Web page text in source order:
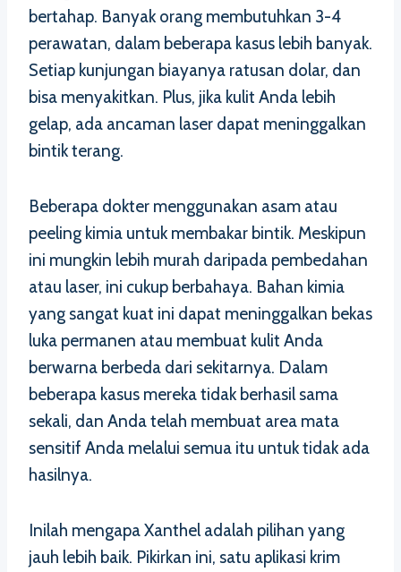
bertahap. Banyak orang membutuhkan 3-4
perawatan, dalam beberapa kasus lebih banyak.
Setiap kunjungan biayanya ratusan dolar, dan
bisa menyakitkan. Plus, jika kulit Anda lebih
gelap, ada ancaman laser dapat meninggalkan
bintik terang.
Beberapa dokter menggunakan asam atau
peeling kimia untuk membakar bintik. Meskipun
ini mungkin lebih murah daripada pembedahan
atau laser, ini cukup berbahaya. Bahan kimia
yang sangat kuat ini dapat meninggalkan bekas
luka permanen atau membuat kulit Anda
berwarna berbeda dari sekitarnya. Dalam
beberapa kasus mereka tidak berhasil sama
sekali, dan Anda telah membuat area mata
sensitif Anda melalui semua itu untuk tidak ada
hasilnya.
Inilah mengapa Xanthel adalah pilihan yang
jauh lebih baik. Pikirkan ini, satu aplikasi krim